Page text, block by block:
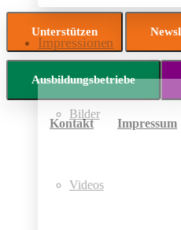
Impressionen
Bilder
Videos
Unterstützen
Ausbildungsbetriebe
Kontakt Impressum